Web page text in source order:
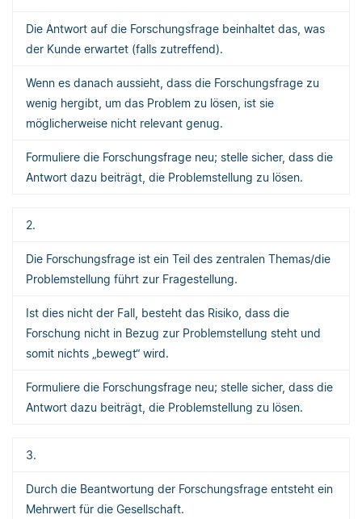
Die Antwort auf die Forschungsfrage beinhaltet das, was
der Kunde erwartet (falls zutreffend).
Wenn es danach aussieht, dass die Forschungsfrage zu
wenig hergibt, um das Problem zu lösen, ist sie
möglicherweise nicht relevant genug.
Formuliere die Forschungsfrage neu; stelle sicher, dass die
Antwort dazu beiträgt, die Problemstellung zu lösen.
2.
Die Forschungsfrage ist ein Teil des zentralen Themas/die
Problemstellung führt zur Fragestellung.
Ist dies nicht der Fall, besteht das Risiko, dass die
Forschung nicht in Bezug zur Problemstellung steht und
somit nichts „bewegt“ wird.
Formuliere die Forschungsfrage neu; stelle sicher, dass die
Antwort dazu beiträgt, die Problemstellung zu lösen.
3.
Durch die Beantwortung der Forschungsfrage entsteht ein
Mehrwert für die Gesellschaft.